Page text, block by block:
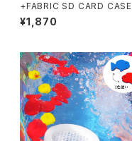
+FABRIC SD CARD CASE
¥1,870